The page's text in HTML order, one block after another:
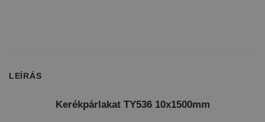
LEÍRÁS
Kerékpárlakat TY536 10x1500mm